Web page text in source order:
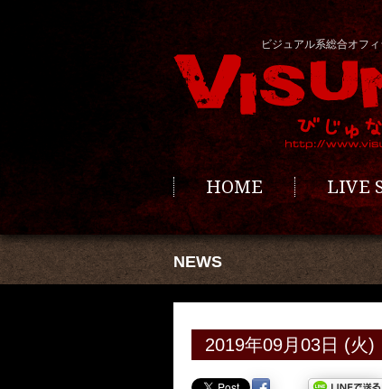
ビジュアル系総合オフ
HOME LIVE
NEWS
2019年09月03日 (火)